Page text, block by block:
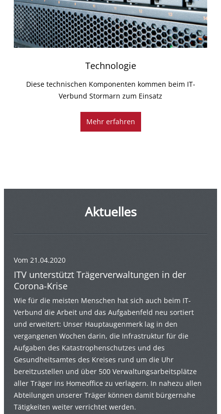
Technologie
Diese technischen Komponenten kommen beim IT-
Verbund Stormarn zum Einsatz
Mehr erfahren
Aktuelles
Vom 21.04.2020
ITV unterstützt Trägerverwaltungen in der
Corona-Krise
Wie für die meisten Menschen hat sich auch beim IT-
Verbund die Arbeit und das Aufgabenfeld neu sortiert
und erweitert: Unser Hauptaugenmerk lag in den
vergangenen Wochen darin, die Infrastruktur für die
Aufgaben des Katastrophenschutzes und des
Gesundheitsamtes des Kreises rund um die Uhr
bereitzustellen und über 500 Verwaltungsarbeitsplätze
aller Träger ins Homeoffice zu verlagern. In nahezu allen
Abteilungen unserer Träger können damit bürgernahe
Tätigkeiten weiter verrichtet werden.